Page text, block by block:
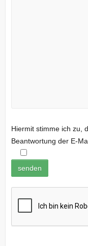
Hiermit stimme ich zu,
Beantwortung der E-